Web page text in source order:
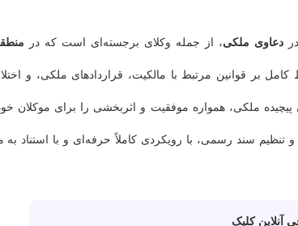
دعاوی ملکی، از جمله وکلای برجسته‌ای است که در
بر قوانین مرتبط با مالکیت، قراردادهای ملکی، و
پیچیده ملکی، همواره موفقیت و اثربخشی را برای موکلان
و تنظیم سند رسمی، با رویکردی کاملاً حرفه‌ای و با استناد
آنلاین کلیک